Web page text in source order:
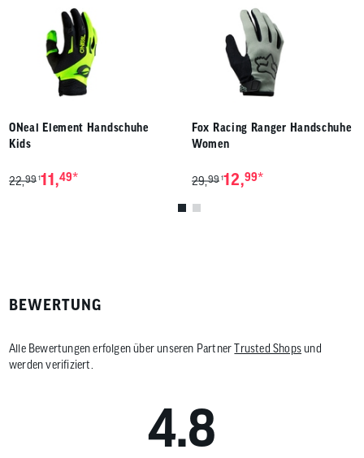
ONeal Element Handschuhe
Kids
22,99 111,49*
Fox Racing Ranger Handschuhe
Women
29,99 112,99*
BEWERTUNG
Alle Bewertungen erfolgen über unseren PartnerTrusted Shopsund
werden verifiziert.
4.8